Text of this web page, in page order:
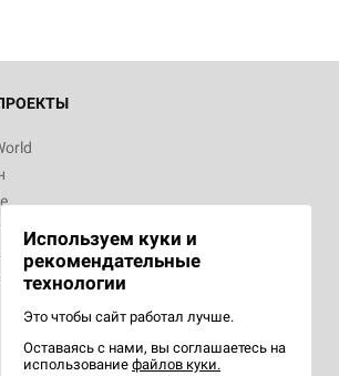
Используем куки и
рекомендательные
технологии
Это чтобы сайт работал лучше.
Оставаясь с нами, вы соглашаетесь на
использование файлов куки.